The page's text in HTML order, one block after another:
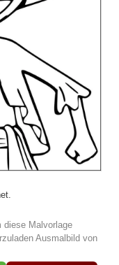
diese Malvorlage
Ausmalbild von